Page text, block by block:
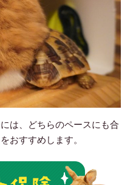
は、どちらのペースにも合
おすすめします。